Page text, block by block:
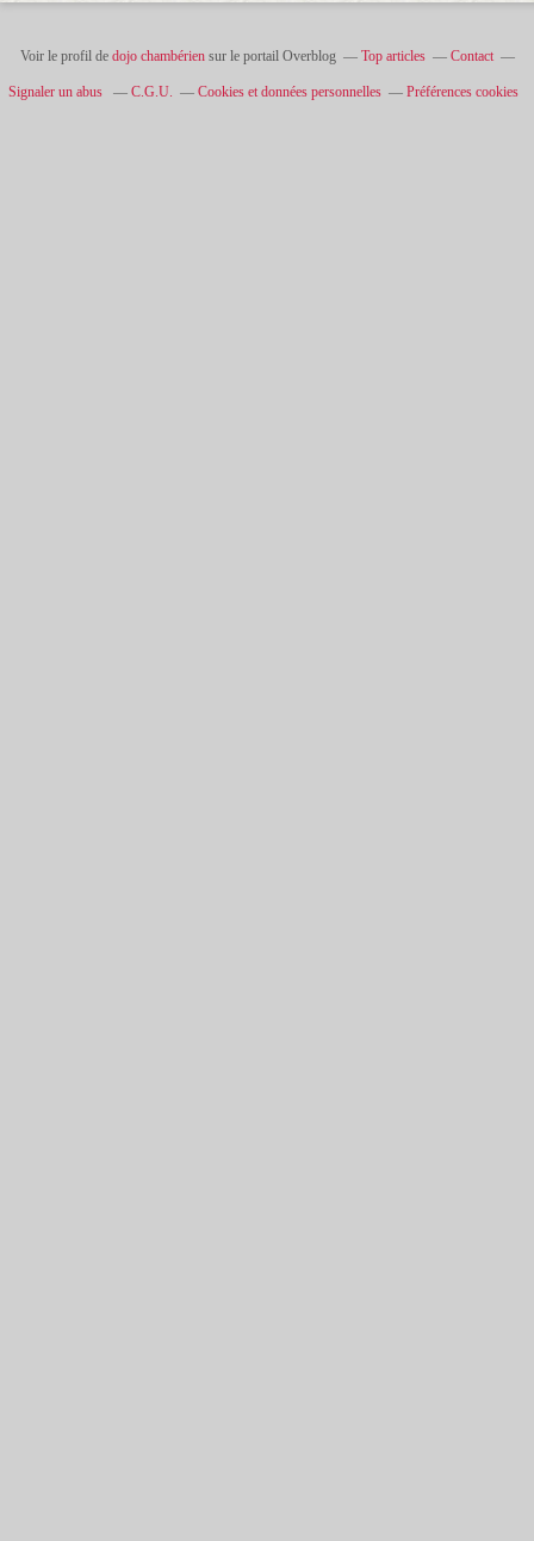
Voir le profil de dojo chambériensur le portail Overblog Top articles Contact
Signaler un abus C.G.U. Cookies et données personnelles Préférences cookies